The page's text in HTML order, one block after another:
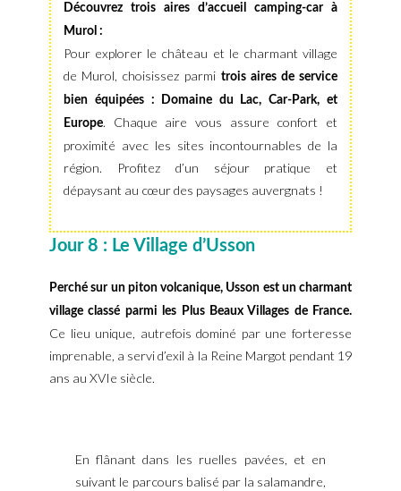
Découvrez trois aires d’accueil camping-car à
Murol :
Pour explorer le château et le charmant village
de Murol, choisissez parmi trois aires de service
bien équipées : Domaine du Lac, Car-Park, et
Europe. Chaque aire vous assure confort et
proximité avec les sites incontournables de la
région. Profitez d’un séjour pratique et
dépaysant au cœur des paysages auvergnats !
Jour 8 : Le Village d’Usson
Perché sur un piton volcanique, Usson est un charmant
village classé parmi les Plus Beaux Villages de France.
Ce lieu unique, autrefois dominé par une forteresse
imprenable, a servi d’exil à la Reine Margot pendant 19
ans au XVIe siècle.
En flânant dans les ruelles pavées, et en
suivant le parcours balisé par la salamandre,